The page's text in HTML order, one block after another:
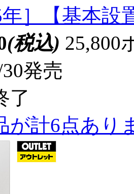
年］【基本設
(税込) 25,800
発売
了
が計6点あり